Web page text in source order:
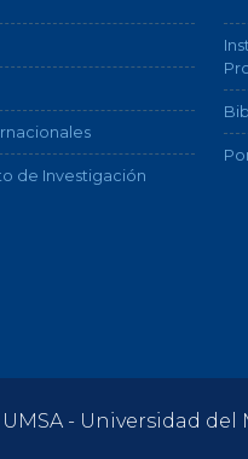
de Investigación
- Universidad